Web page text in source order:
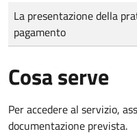
Tipo di pagamento
Importo
La presentazione della
pagamento
Cosa serve
Per accedere al servizio,
documentazione prevista.